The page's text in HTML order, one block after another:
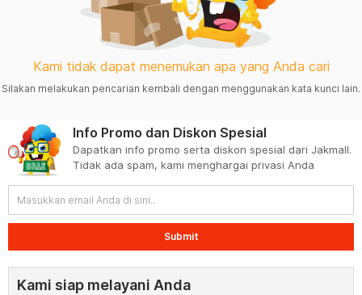
Kami tidak dapat menemukan apa yang Anda cari
Silakan melakukan pencarian kembali dengan menggunakan kata kunci lain.
Info Promo dan Diskon Spesial
Dapatkan info promo serta diskon spesial dari Jakmall.
Tidak ada spam, kami menghargai privasi Anda
Submit
Kami siap melayani Anda